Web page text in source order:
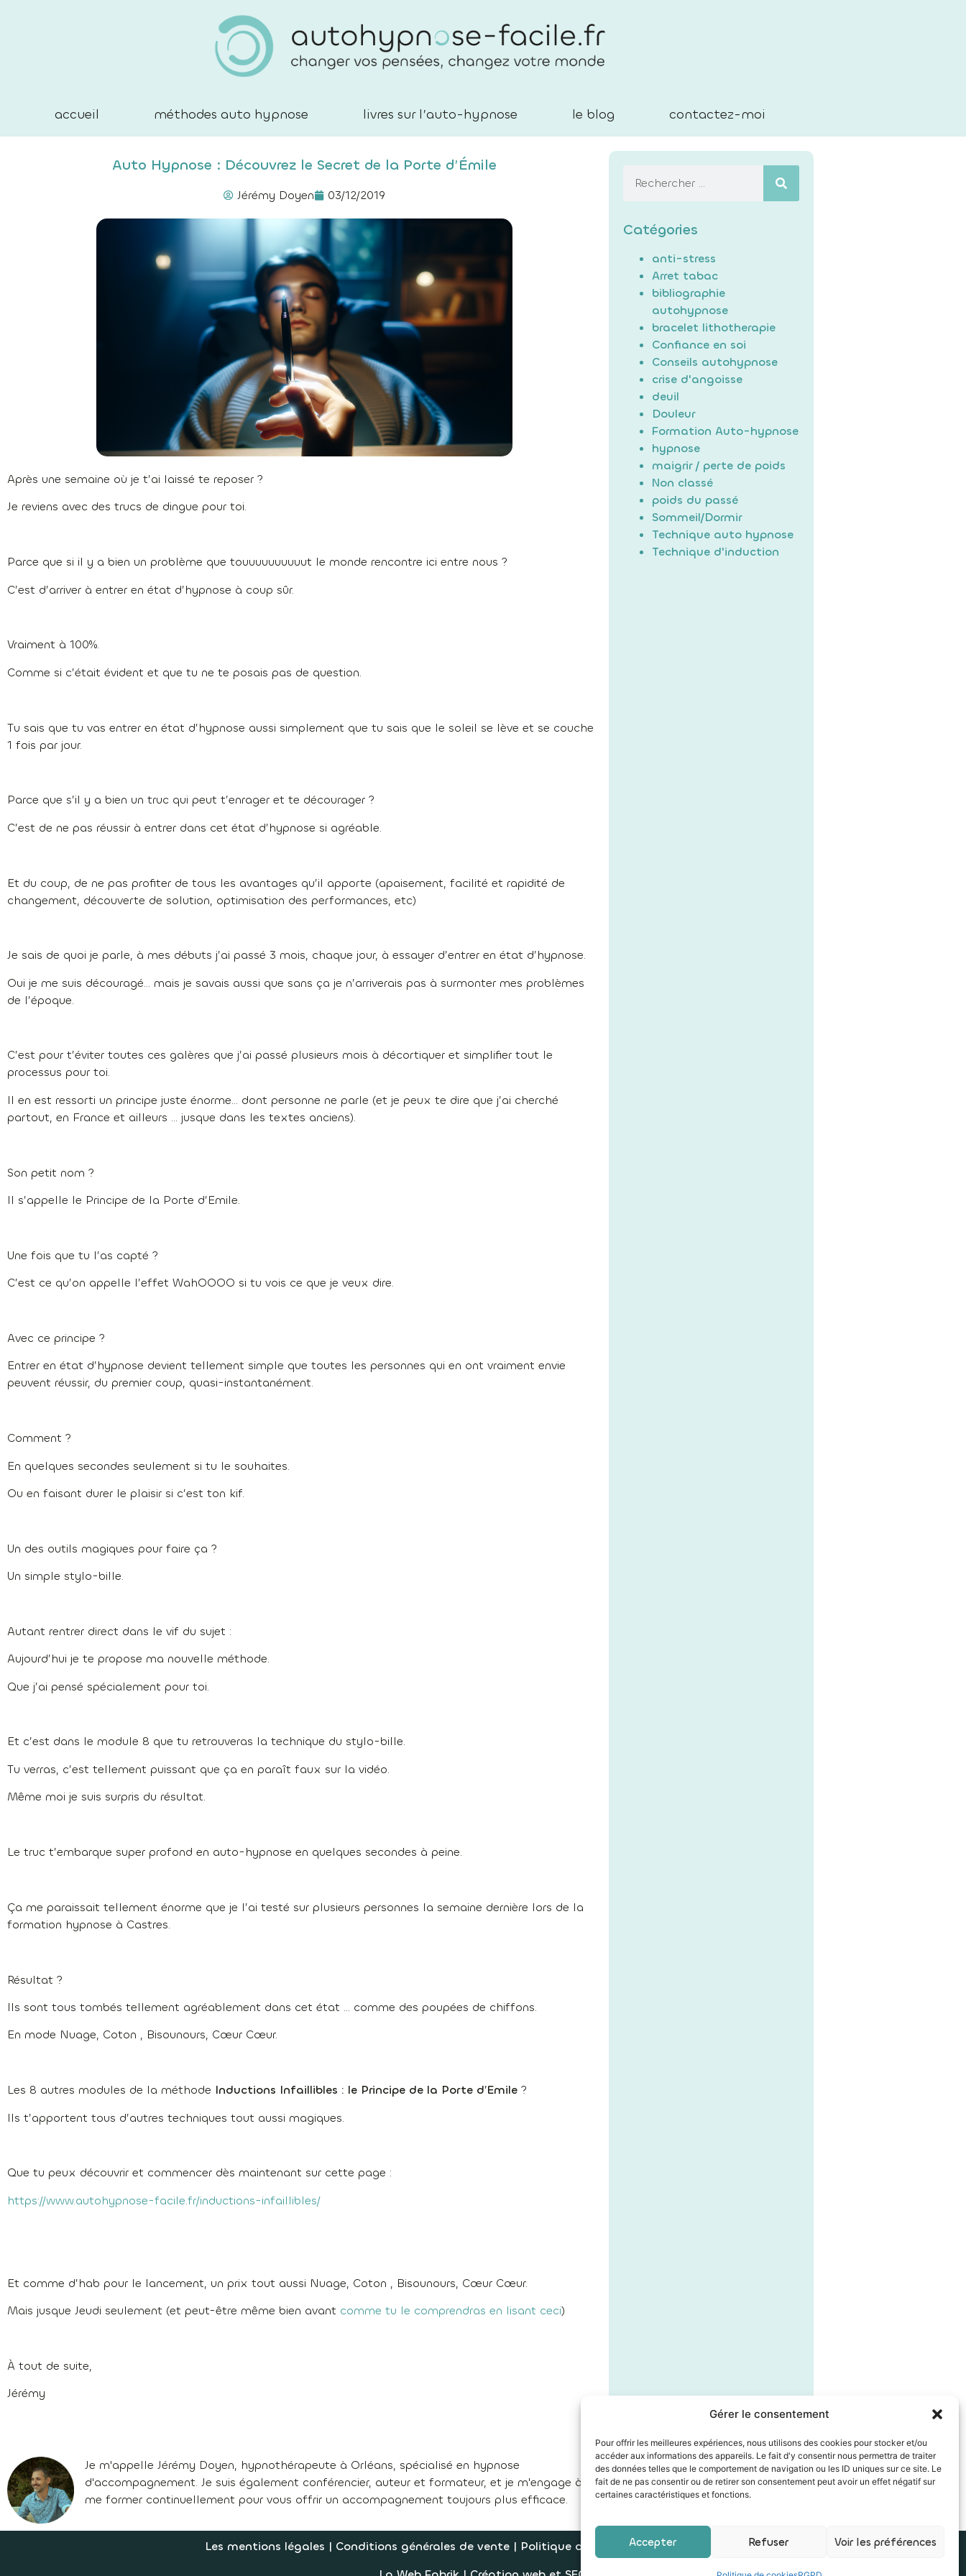
Gérer le consentement
Pour offrir les meilleures expériences, nous utilisons des cookies pour stocker et/ou
accéder aux informations des appareils. Le fait d'y consentir nous permettra de traiter
des données telles que le comportement de navigation ou les ID uniques sur ce site. Le
fait de ne pas consentir ou de retirer son consentement peut avoir un effet négatif sur
certaines caractéristiques et fonctions.
Accepter Refuser Voir les préférences
accueil méthodes auto hypnose livres sur l’auto-hypnose le blog contactez-moi
Auto Hypnose : Découvrez le Secret de la Porte d’Émile
Jérémy Doyen 03/12/2019
Après une semaine où je t’ai laissé te reposer ?
Je reviens avec des trucs de dingue pour toi.
Parce que si il y a bien un problème que touuuuuuuuuut le monde rencontre ici entre nous ?
C’est d’arriver à entrer en état d’hypnose à coup sûr.
Vraiment à 100%.
Comme si c’était évident et que tu ne te posais pas de question.
Tu sais que tu vas entrer en état d’hypnose aussi simplement que tu sais que le soleil se lève et se couche
1 fois par jour.
Parce que s’il y a bien un truc qui peut t’enrager et te décourager ?
C’est de ne pas réussir à entrer dans cet état d’hypnose si agréable.
Et du coup, de ne pas profiter de tous les avantages qu’il apporte (apaisement, facilité et rapidité de
changement, découverte de solution, optimisation des performances, etc)
Je sais de quoi je parle, à mes débuts j’ai passé 3 mois, chaque jour, à essayer d’entrer en état d’hypnose.
Oui je me suis découragé… mais je savais aussi que sans ça je n’arriverais pas à surmonter mes problèmes
de l’époque.
C’est pour t’éviter toutes ces galères que j’ai passé plusieurs mois à décortiquer et simplifier tout le
processus pour toi.
Il en est ressorti un principe juste énorme… dont personne ne parle (et je peux te dire que j’ai cherché
partout, en France et ailleurs … jusque dans les textes anciens).
Son petit nom ?
Il s’appelle le Principe de la Porte d’Emile.
Une fois que tu l’as capté ?
C’est ce qu’on appelle l’effet WahOOOO si tu vois ce que je veux dire.
Avec ce principe ?
Entrer en état d’hypnose devient tellement simple que toutes les personnes qui en ont vraiment envie
peuvent réussir, du premier coup, quasi-instantanément.
Comment ?
En quelques secondes seulement si tu le souhaites.
Ou en faisant durer le plaisir si c’est ton kif.
Un des outils magiques pour faire ça ?
Un simple stylo-bille.
Autant rentrer direct dans le vif du sujet :
Aujourd’hui je te propose ma nouvelle méthode.
Que j’ai pensé spécialement pour toi.
Et c’est dans le module 8 que tu retrouveras la technique du stylo-bille.
Tu verras, c’est tellement puissant que ça en paraît faux sur la vidéo.
Même moi je suis surpris du résultat.
Le truc t’embarque super profond en auto-hypnose en quelques secondes à peine.
Ça me paraissait tellement énorme que je l’ai testé sur plusieurs personnes la semaine dernière lors de la
formation hypnose à Castres.
Résultat ?
Ils sont tous tombés tellement agréablement dans cet état … comme des poupées de chiffons.
En mode Nuage, Coton , Bisounours, Cœur Cœur.
Les 8 autres modules de la méthode Inductions Infaillibles : le Principe de la Porte d’Emile ?
Ils t’apportent tous d’autres techniques tout aussi magiques.
Que tu peux découvrir et commencer dès maintenant sur cette page :
https://www.autohypnose-facile.fr/inductions-infaillibles/
Et comme d’hab pour le lancement, un prix tout aussi Nuage, Coton , Bisounours, Cœur Cœur.
Mais jusque Jeudi seulement (et peut-être même bien avant comme tu le comprendras en lisant ceci)
À tout de suite,
Jérémy
Je m'appelle Jérémy Doyen, hypnothérapeute à Orléans, spécialisé en hypnose
d'accompagnement. Je suis également conférencier, auteur et formateur, et je m'engage à
me former continuellement pour vous offrir un accompagnement toujours plus efficace.
Catégories
anti-stress
Arret tabac
bibliographie
autohypnose
bracelet lithotherapie
Confiance en soi
Conseils autohypnose
crise d'angoisse
deuil
Douleur
Formation Auto-hypnose
hypnose
maigrir / perte de poids
Non classé
poids du passé
Sommeil/Dormir
Technique auto hypnose
Technique d'induction
Les mentions légales | Conditions générales de vente | Politique de confidentialité|
Mon compte